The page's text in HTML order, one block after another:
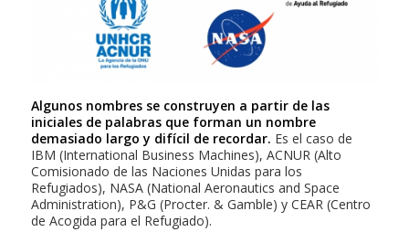
Algunos nombres se construyen a partir de las
iniciales de palabras que forman un nombre
demasiado largo y difícil de recordar. Es el caso de
IBM (International Business Machines), ACNUR (Alto
Comisionado de las Naciones Unidas para los
Refugiados), NASA(National Aeronautics and Space
Administration), P&G (Procter. & Gamble) y CEAR (Centro
de Acogida para el Refugiado).